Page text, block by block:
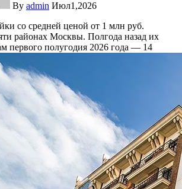
By admin Июл1,2026
районах Москвы. Полгода назад их
первого полугодия 2026 года — 14